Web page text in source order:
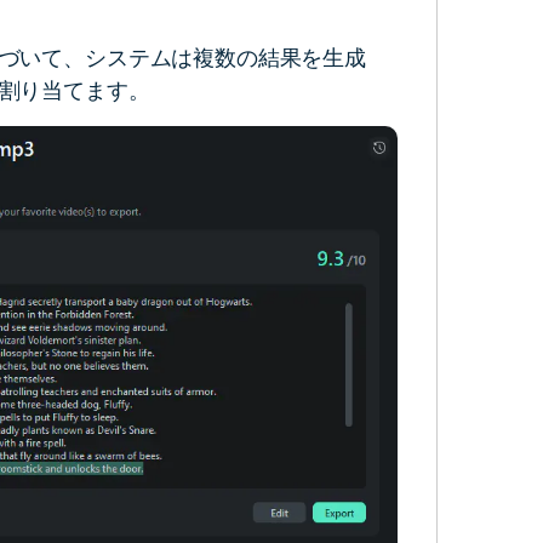
いて、システムは複数の結果を生成
り当てます。